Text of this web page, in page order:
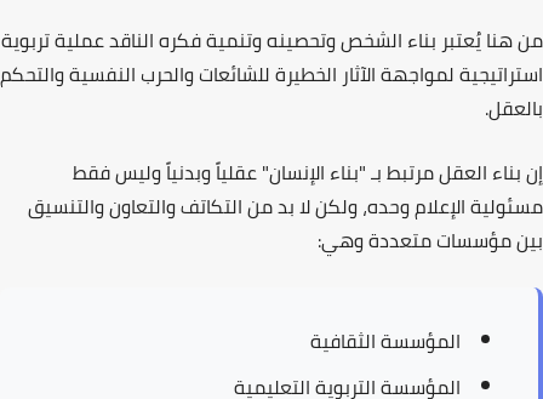
من هنا يُعتبر بناء الشخص وتحصينه وتنمية فكره الناقدعملية تربوية
استراتيجية لمواجهة الآثار الخطيرة للشائعات والحرب النفسية والتحكم
بالعقل.
إنبناء العقلمرتبط بـ"بناء الإنسان"عقلياً وبدنياً وليس فقط
مسئولية الإعلام وحده، ولكن لا بد من التكاتف والتعاون والتنسيق
بين مؤسسات متعددة وهي:
المؤسسة الثقافية
المؤسسة التربوية التعليمية